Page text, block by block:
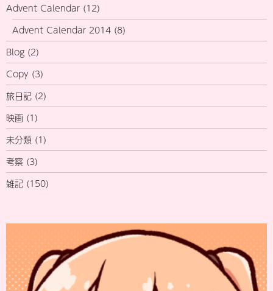
Advent Calendar (12)
Advent Calendar 2014 (8)
Blog (2)
Copy (3)
旅日記 (2)
映画 (1)
未分類 (1)
考察 (3)
雑記 (150)